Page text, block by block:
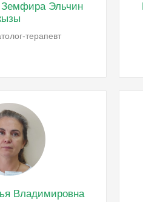
Земфира Эльчин
терапевт
Владимировна